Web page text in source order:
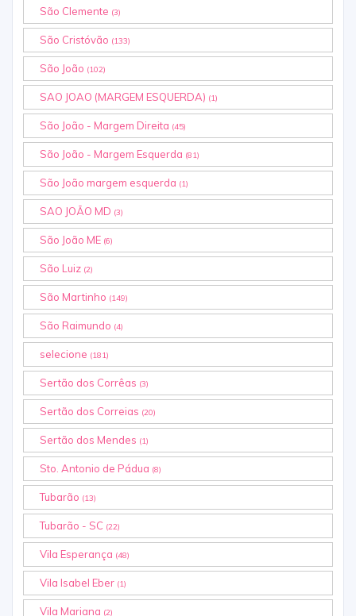
São Clemente (3)
São Cristóvão (133)
São João (102)
SAO JOAO (MARGEM ESQUERDA) (1)
São João - Margem Direita (45)
São João - Margem Esquerda (81)
São João margem esquerda (1)
SAO JOÃO MD (3)
São João ME (6)
São Luiz (2)
São Martinho (149)
São Raimundo (4)
selecione (181)
Sertão dos Corrêas (3)
Sertão dos Correias (20)
Sertão dos Mendes (1)
Sto. Antonio de Pádua (8)
Tubarão (13)
Tubarão - SC (22)
Vila Esperança (48)
Vila Isabel Eber (1)
Vila Mariana (2)